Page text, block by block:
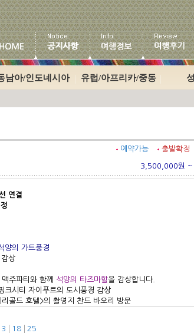
남아/인도네시아 유럽/아프리카/중동
예약가능 출발확정
3,500,000원
연결
양의 가트풍경
감상
주파티와 함께 석양의 타즈마할을 감상합니다.
크시티 자이푸르의 도시풍경 감상
골드 호텔>의 촬영지
찬드 바오리 방문
18
25